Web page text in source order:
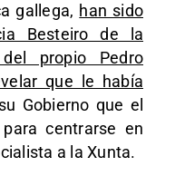
gallega, han sido
Besteiro de la
propio Pedro
que le había
Gobierno que el
centrarse en
a la Xunta.